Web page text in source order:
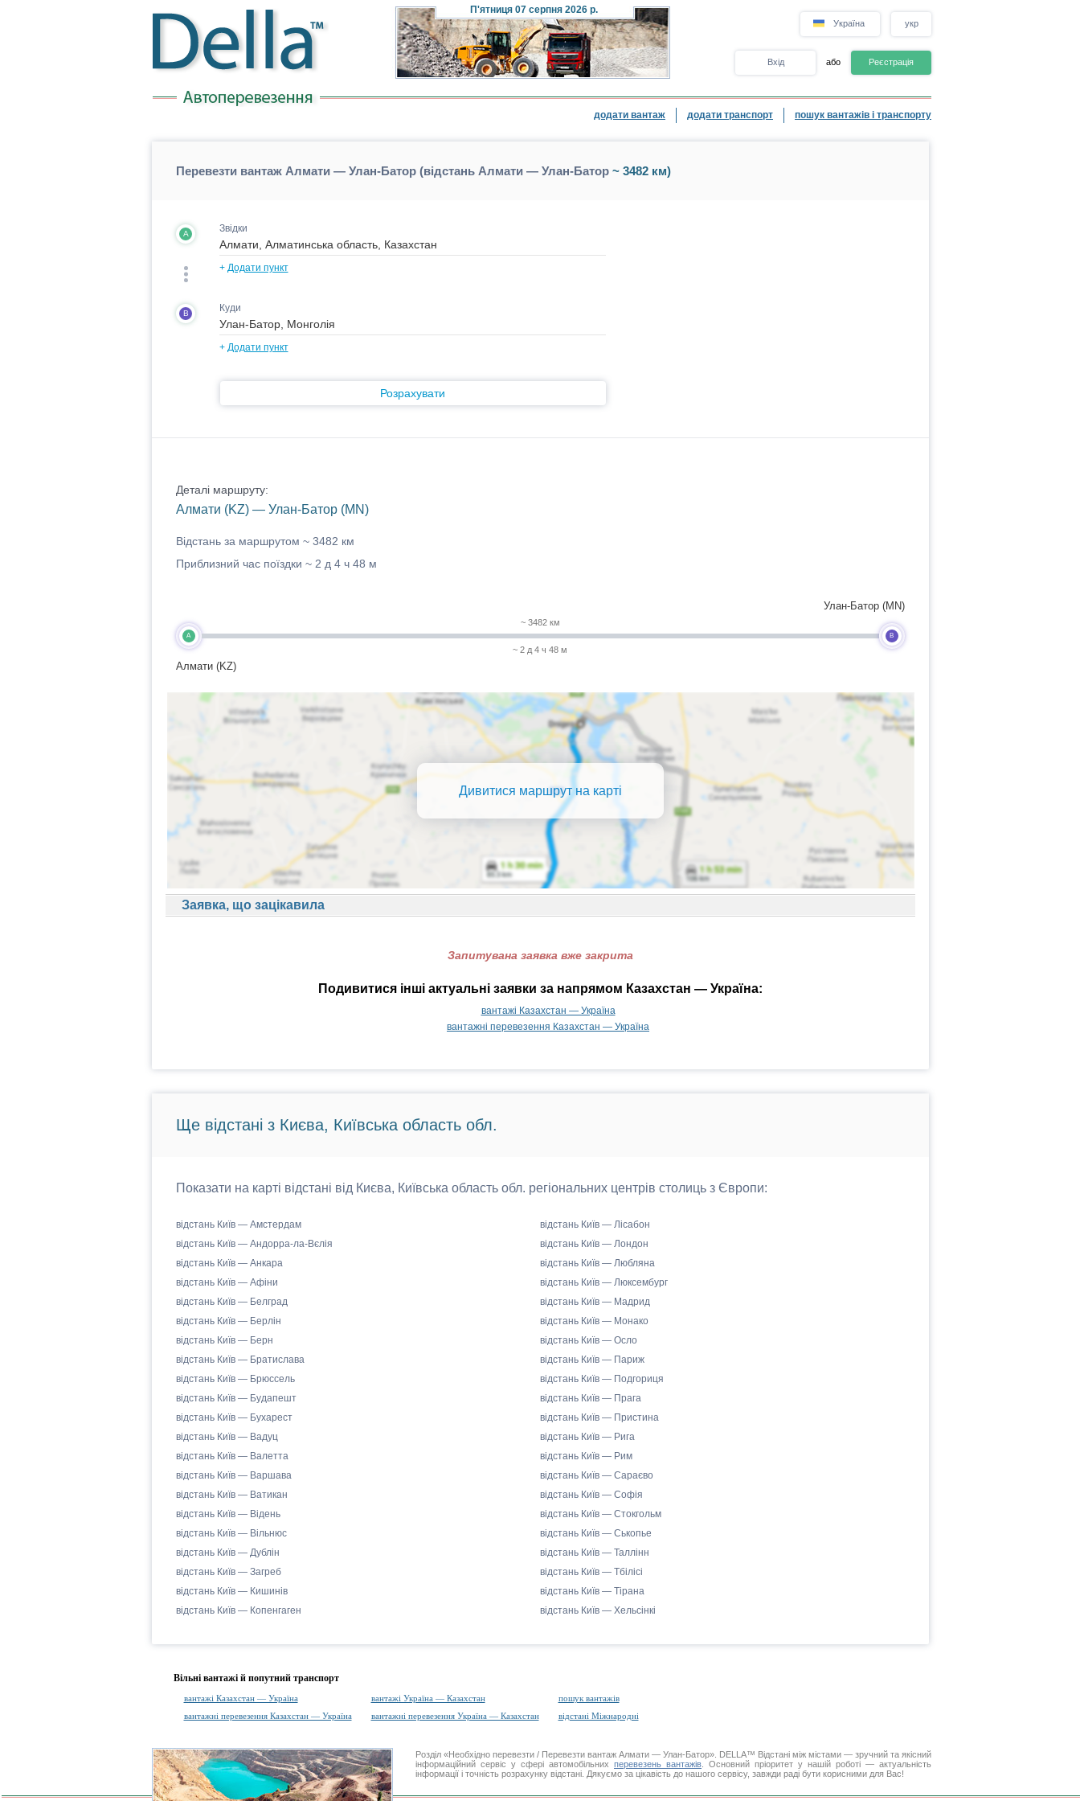
П'ятниця07 серпня 2026 р.
Україна укр
Вхід або Реєстрація
додати вантаж додати транспорт пошук вантажів і транспорту
Перевезти вантаж Алмати — Улан-Батор (відстань Алмати — Улан-Батор~ 3482 км)
A Звідки
+ Додати пункт
B Куди
+ Додати пункт
Розрахувати
Деталі маршруту:
Алмати (KZ) — Улан-Батор (MN)
Відстань за маршрутом ~ 3482 км
Приблизний час поїздки ~ 2 д 4 ч 48 м
A
Алмати (KZ)
~ 3482 км
~ 2 д 4 ч 48 м
B
Улан-Батор (MN)
Дивитися маршрут на карті
Заявка, що зацікавила
Запитувана заявка вже закрита
Подивитися інші актуальні заявки за напрямом Казахстан — Україна:
вантажі Казахстан — Україна
вантажні перевезення Казахстан — Україна
Ще відстані з Києва, Київська область обл.
Показати на карті відстані від Києва, Київська область обл. регіональних центрів столиць з Європи:
відстань Київ — Амстердам
відстань Київ — Андорра-ла-Вєлія
відстань Київ — Анкара
відстань Київ — Афіни
відстань Київ — Белград
відстань Київ — Берлін
відстань Київ — Берн
відстань Київ — Братислава
відстань Київ — Брюссель
відстань Київ — Будапешт
відстань Київ — Бухарест
відстань Київ — Вадуц
відстань Київ — Валетта
відстань Київ — Варшава
відстань Київ — Ватикан
відстань Київ — Відень
відстань Київ — Вільнюс
відстань Київ — Дублін
відстань Київ — Загреб
відстань Київ — Кишинів
відстань Київ — Копенгаген
відстань Київ — Лісабон
відстань Київ — Лондон
відстань Київ — Любляна
відстань Київ — Люксембург
відстань Київ — Мадрид
відстань Київ — Монако
відстань Київ — Осло
відстань Київ — Париж
відстань Київ — Подгориця
відстань Київ — Прага
відстань Київ — Пристина
відстань Київ — Рига
відстань Київ — Рим
відстань Київ — Сараєво
відстань Київ — Софія
відстань Київ — Стокгольм
відстань Київ — Ськопье
відстань Київ — Таллінн
відстань Київ — Тбілісі
відстань Київ — Тірана
відстань Київ — Хельсінкі
Вільні вантажі й попутний транспорт
вантажі Казахстан — Україна вантажі Україна — Казахстан
пошук вантажів
вантажні перевезення Казахстан — Україна
вантажні перевезення Україна — Казахстан відстані Міжнародні
Розділ «Необхідно перевезти / Перевезти вантаж Алмати — Улан-Батор». DELLA™ Відстані між містами — зручний та якісний
інформаційний сервіс у сфері автомобільних перевезень вантажів . Основний пріоритет у нашій роботі — актуальність
інформації і точність розрахунку відстані. Дякуємо за цікавість до нашого сервісу, завжди раді бути корисними для Вас!